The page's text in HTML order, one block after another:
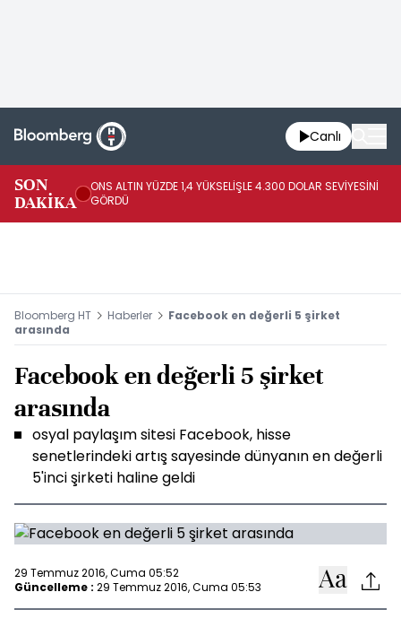
Canlı
SON
DAKİKA
ONS ALTIN YÜZDE 1,4 YÜKSELİŞLE 4.300 DOLAR SEVİYESİNİ
GÖRDÜ
Bloomberg HT Haberler
Facebook en değerli 5 şirket
arasında
Facebook en değerli 5 şirket
arasında
osyal paylaşım sitesi Facebook, hisse
senetlerindeki artış sayesinde dünyanın en değerli
5'inci şirketi haline geldi
29 Temmuz 2016, Cuma 05:52
Güncelleme : 29 Temmuz 2016, Cuma 05:53